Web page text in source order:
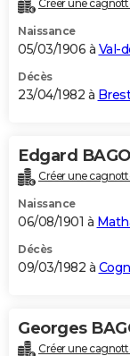
Créer une
Naissance
05/03/1906 à Val-
Décès
23/04/1982 à Brest
Edgard
Créer une
Naissance
06/08/1901 à
Décès
09/03/1982 à
Georges
Créer une